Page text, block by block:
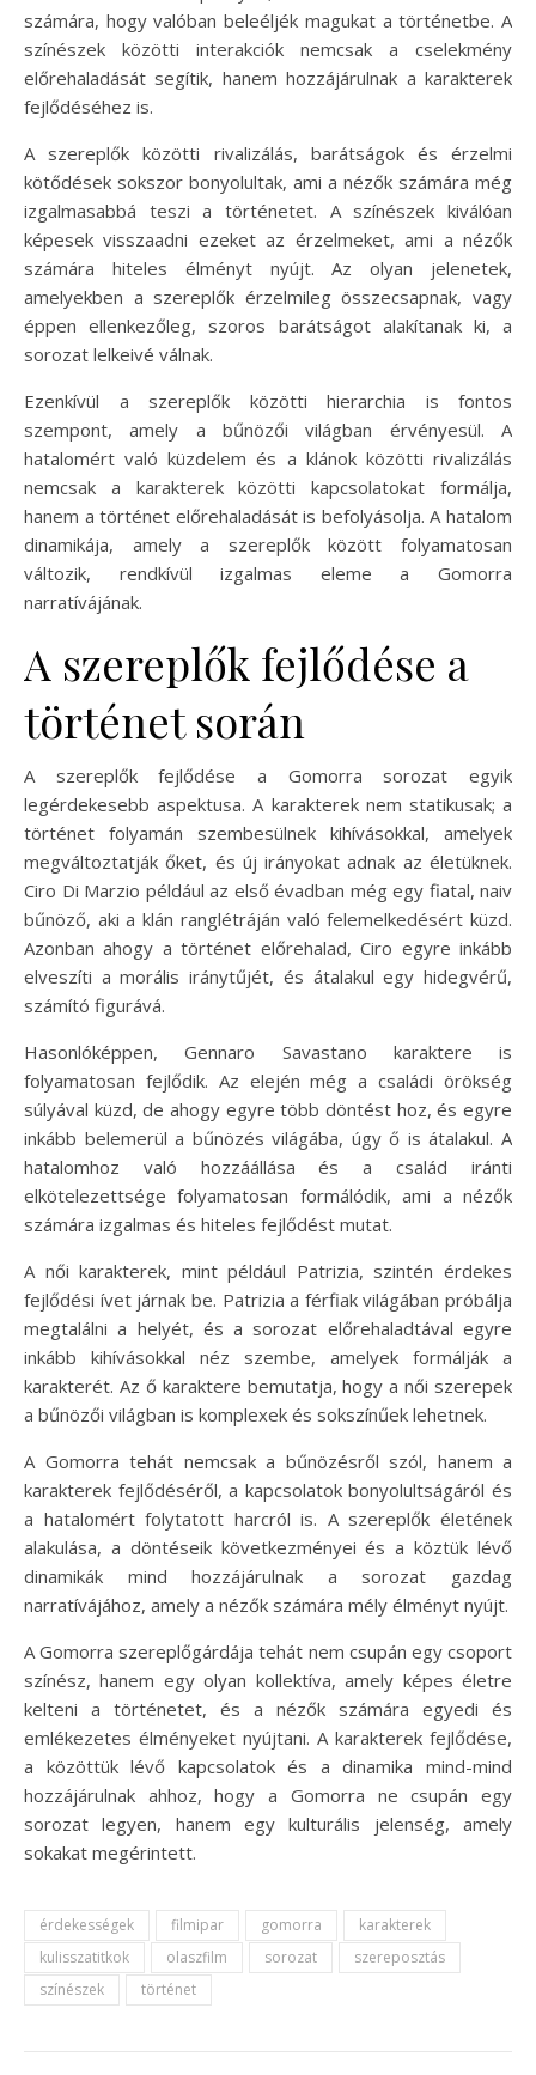
számára, hogy valóban beleéljék magukat a történetbe. A
színészek közötti interakciók nemcsak a cselekmény
előrehaladását segítik, hanem hozzájárulnak a karakterek
fejlődéséhez is.
A szereplők közötti rivalizálás, barátságok és érzelmi
kötődések sokszor bonyolultak, ami a nézők számára még
izgalmasabbá teszi a történetet. A színészek kiválóan
képesek visszaadni ezeket az érzelmeket, ami a nézők
számára hiteles élményt nyújt. Az olyan jelenetek,
amelyekben a szereplők érzelmileg összecsapnak, vagy
éppen ellenkezőleg, szoros barátságot alakítanak ki, a
sorozat lelkeivé válnak.
Ezenkívül a szereplők közötti hierarchia is fontos
szempont, amely a bűnözői világban érvényesül. A
hatalomért való küzdelem és a klánok közötti rivalizálás
nemcsak a karakterek közötti kapcsolatokat formálja,
hanem a történet előrehaladását is befolyásolja. A hatalom
dinamikája, amely a szereplők között folyamatosan
változik, rendkívül izgalmas eleme a Gomorra
narratívájának.
A szereplők fejlődése a
történet során
A szereplők fejlődése a Gomorra sorozat egyik
legérdekesebb aspektusa. A karakterek nem statikusak; a
történet folyamán szembesülnek kihívásokkal, amelyek
megváltoztatják őket, és új irányokat adnak az életüknek.
Ciro Di Marzio például az első évadban még egy fiatal, naiv
bűnöző, aki a klán ranglétráján való felemelkedésért küzd.
Azonban ahogy a történet előrehalad, Ciro egyre inkább
elveszíti a morális iránytűjét, és átalakul egy hidegvérű,
számító figurává.
Hasonlóképpen, Gennaro Savastano karaktere is
folyamatosan fejlődik. Az elején még a családi örökség
súlyával küzd, de ahogy egyre több döntést hoz, és egyre
inkább belemerül a bűnözés világába, úgy ő is átalakul. A
hatalomhoz való hozzáállása és a család iránti
elkötelezettsége folyamatosan formálódik, ami a nézők
számára izgalmas és hiteles fejlődést mutat.
A női karakterek, mint például Patrizia, szintén érdekes
fejlődési ívet járnak be. Patrizia a férfiak világában próbálja
megtalálni a helyét, és a sorozat előrehaladtával egyre
inkább kihívásokkal néz szembe, amelyek formálják a
karakterét. Az ő karaktere bemutatja, hogy a női szerepek
a bűnözői világban is komplexek és sokszínűek lehetnek.
A Gomorra tehát nemcsak a bűnözésről szól, hanem a
karakterek fejlődéséről, a kapcsolatok bonyolultságáról és
a hatalomért folytatott harcról is. A szereplők életének
alakulása, a döntéseik következményei és a köztük lévő
dinamikák mind hozzájárulnak a sorozat gazdag
narratívájához, amely a nézők számára mély élményt nyújt.
A Gomorra szereplőgárdája tehát nem csupán egy csoport
színész, hanem egy olyan kollektíva, amely képes életre
kelteni a történetet, és a nézők számára egyedi és
emlékezetes élményeket nyújtani. A karakterek fejlődése,
a közöttük lévő kapcsolatok és a dinamika mind-mind
hozzájárulnak ahhoz, hogy a Gomorra ne csupán egy
sorozat legyen, hanem egy kulturális jelenség, amely
sokakat megérintett.
érdekességek filmipar gomorra
karakterek
kulisszatitkok
olaszfilm sorozat
szereposztás
színészek
történet